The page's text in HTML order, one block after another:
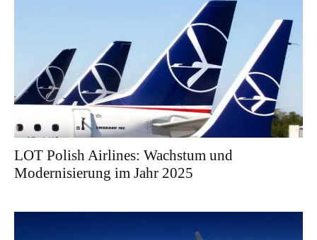
LOT Polish Airlines: Wachstum und
Modernisierung im Jahr 2025